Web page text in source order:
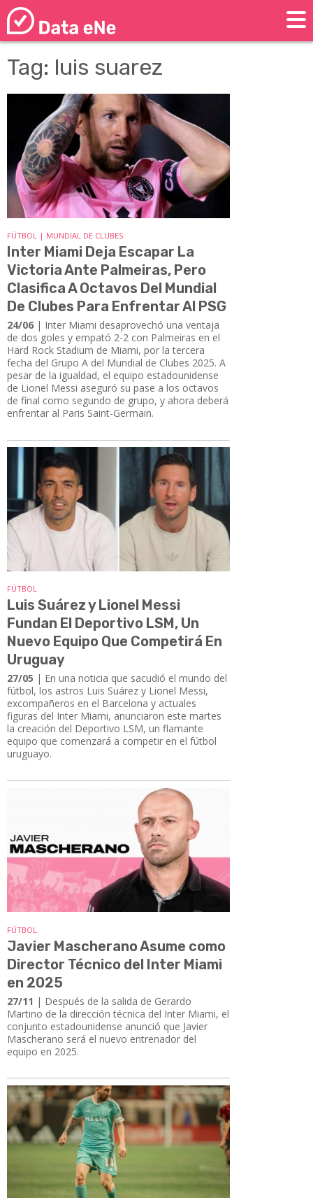
Tag: luis suarez
FÚTBOL | MUNDIAL DE CLUBES
Inter Miami Deja Escapar La
Victoria Ante Palmeiras, Pero
Clasifica A Octavos Del Mundial
De Clubes Para Enfrentar Al PSG
24/06 | ​​​​​​​Inter Miami desaprovechó una ventaja
de dos goles y empató 2-2 con Palmeiras en el
Hard Rock Stadium de Miami, por la tercera
fecha del Grupo A del Mundial de Clubes 2025. A
pesar de la igualdad, el equipo estadounidense
de Lionel Messi aseguró su pase a los octavos
de final como segundo de grupo, y ahora deberá
enfrentar al Paris Saint-Germain.
FÚTBOL
Luis Suárez y Lionel Messi
Fundan El Deportivo LSM, Un
Nuevo Equipo Que Competirá En
Uruguay
27/05 | En una noticia que sacudió el mundo del
fútbol, los astros Luis Suárez y Lionel Messi,
excompañeros en el Barcelona y actuales
figuras del Inter Miami, anunciaron este martes
la creación del Deportivo LSM, un flamante
equipo que comenzará a competir en el fútbol
uruguayo.
FÚTBOL
Javier Mascherano Asume como
Director Técnico del Inter Miami
en 2025
27/11 | Después de la salida de Gerardo
Martino de la dirección técnica del Inter Miami, el
conjunto estadounidense anunció que Javier
Mascherano será el nuevo entrenador del
equipo en 2025.